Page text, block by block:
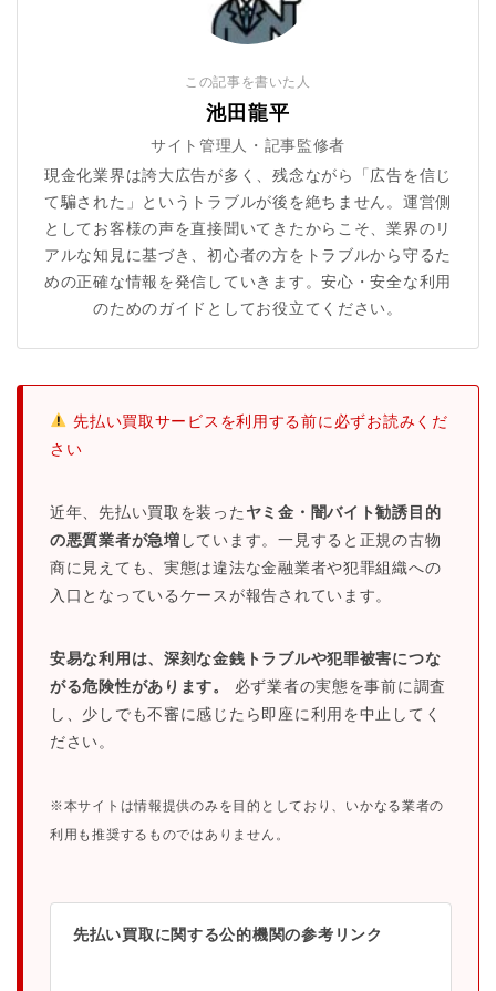
この記事を書いた人
池田龍平
サイト管理人・記事監修者
現金化業界は誇大広告が多く、残念ながら「広告を信じ
て騙された」というトラブルが後を絶ちません。運営側
としてお客様の声を直接聞いてきたからこそ、業界のリ
アルな知見に基づき、初心者の方をトラブルから守るた
めの正確な情報を発信していきます。安心・安全な利用
のためのガイドとしてお役立てください。
先払い買取サービスを利用する前に必ずお読みくだ
さい
近年、先払い買取を装った ヤミ金・闇バイト勧誘目的
の悪質業者が急増 しています。一見すると正規の古物
商に見えても、実態は違法な金融業者や犯罪組織への
入口となっているケースが報告されています。
安易な利用は、深刻な金銭トラブルや犯罪被害につな
がる危険性があります。
必ず業者の実態を事前に調査
し、少しでも不審に感じたら即座に利用を中止してく
ださい。
※本サイトは情報提供のみを目的としており、いかなる業者の
利用も推奨するものではありません。
先払い買取に関する公的機関の参考リンク